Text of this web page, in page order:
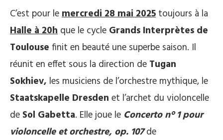
C’est pour lemercredi 28 mai 2025 toujours à la
Halle à 20h que le cycle Grands Interprètes de
Toulouse finit en beauté une superbe saison. Il
réunit en effet sous la direction de Tugan
Sokhiev, les musiciens de l’orchestre mythique, le
Staatskapelle Dresden et l’archet du violoncelle
de Sol Gabetta. Elle joue le Concerto n° 1 pour
violoncelle et orchestre, op. 107de